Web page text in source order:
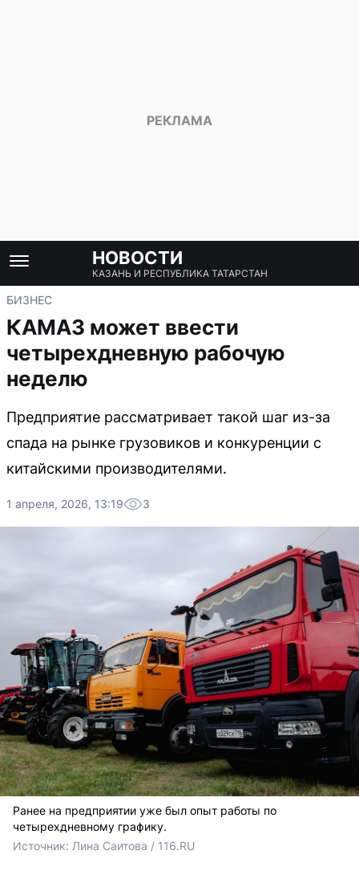
НОВОСТИ
КАЗАНЬ И РЕСПУБЛИКА ТАТАРСТАН
БИЗНЕС
КАМАЗ может ввести
четырехдневную рабочую
неделю
Предприятие рассматривает такой шаг из-за
спада на рынке грузовиков и конкуренции с
китайскими производителями.
1 апреля, 2026, 13:19 3
Ранее на предприятии уже был опыт работы по
четырехдневному графику.
Источник: Лина Саитова / 116.RU